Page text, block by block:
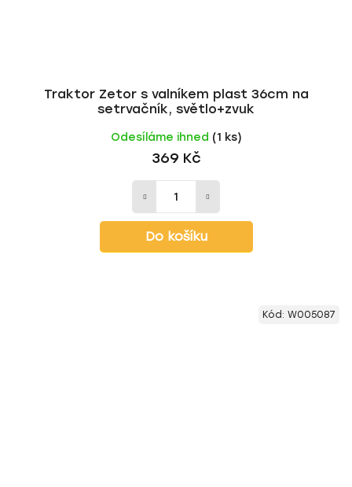
Traktor Zetor s valníkem plast 36cm na
setrvačník, světlo+zvuk
Odesíláme ihned (1 ks)
369 Kč
Do košíku
Kód: W005087